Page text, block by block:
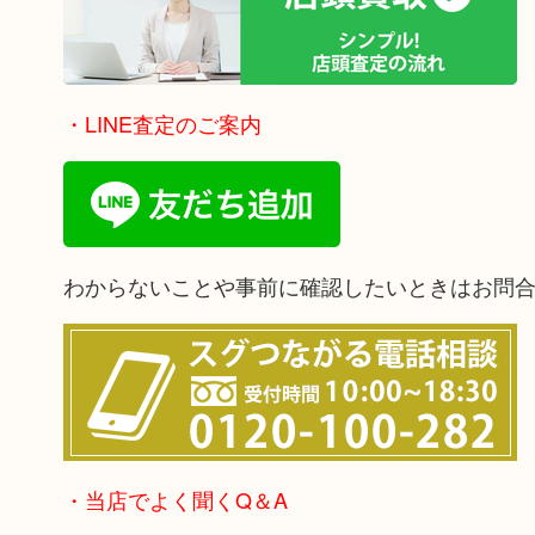
・LINE査定のご案内
わからないことや事前に確認したいときはお問
・当店でよく聞くQ＆A